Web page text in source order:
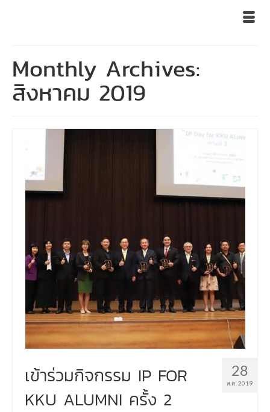
Monthly Archives:
สิงหาคม 2019
28
ส.ค. 2019
เข้าร่วมกิจกรรม IP FOR
KKU ALUMNI ครั้ง 2